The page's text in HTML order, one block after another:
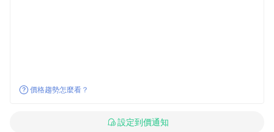
價格趨勢怎麼看？
設定到價通知